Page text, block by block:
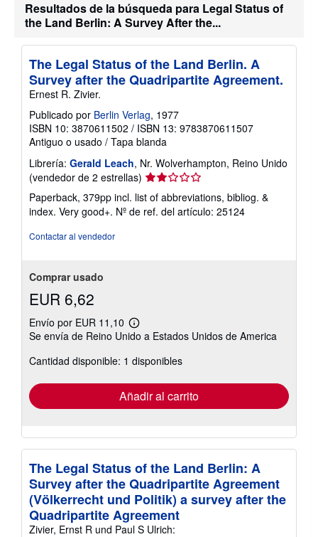
a
r
i
a
s
d
e
í
o
Resultados de la búsqueda para Legal Status of
the Land Berlin: A Survey After the...
The Legal Status of the Land Berlin. A
Survey after the Quadripartite Agreement.
Ernest R. Zivier.
Publicado por Berlin Verlag, 1977
ISBN 10: 3870611502 / ISBN 13: 9783870611507
Antiguo o usado / Tapa blanda
Librería: Gerald Leach, Nr. Wolverhampton, Reino Unido
(vendedor de 2 estrellas) Calificación
del
vendedor:
2
Paperback, 379pp incl. list of abbreviations, bibliog. &
index. Very good+. Nº de ref. del artículo: 25124
Contactar al vendedor
Comprar usado
EUR 6,62
Envío por EUR 11,10
Más
información
las
tarifas
envío
Se envía de Reino Unido a Estados Unidos de America
Cantidad disponible: 1 disponibles
Añadir al carrito
The Legal Status of the Land Berlin: A
Survey after the Quadripartite Agreement
(Völkerrecht und Politik) a survey after the
Quadripartite Agreement
Zivier, Ernst R und Paul S Ulrich: